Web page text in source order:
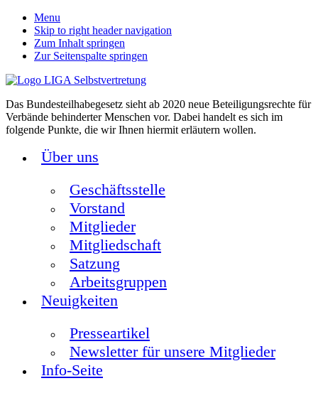
Menu
Skip to right header navigation
Zum Inhalt springen
Zur Seitenspalte springen
Das Bundesteilhabegesetz sieht ab 2020 neue Beteiligungsrechte für
Verbände behinderter Menschen vor. Dabei handelt es sich im
folgende Punkte, die wir Ihnen hiermit erläutern wollen.
Über uns
Geschäftsstelle
Vorstand
Mitglieder
Mitgliedschaft
Satzung
Arbeitsgruppen
Neuigkeiten
Presseartikel
Newsletter für unsere Mitglieder
Info-Seite